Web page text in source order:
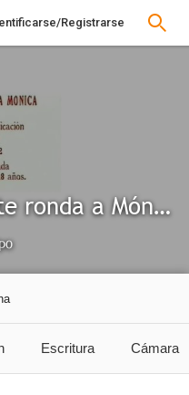
Registrarse
La muerte ronda a Mónica
Escritura Cámara